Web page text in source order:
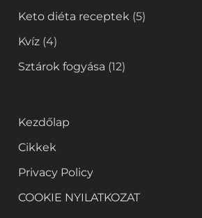
Keto diéta receptek (5)
Kvíz (4)
Sztárok fogyása (12)
Kezdőlap
Cikkek
Privacy Policy
COOKIE NYILATKOZAT